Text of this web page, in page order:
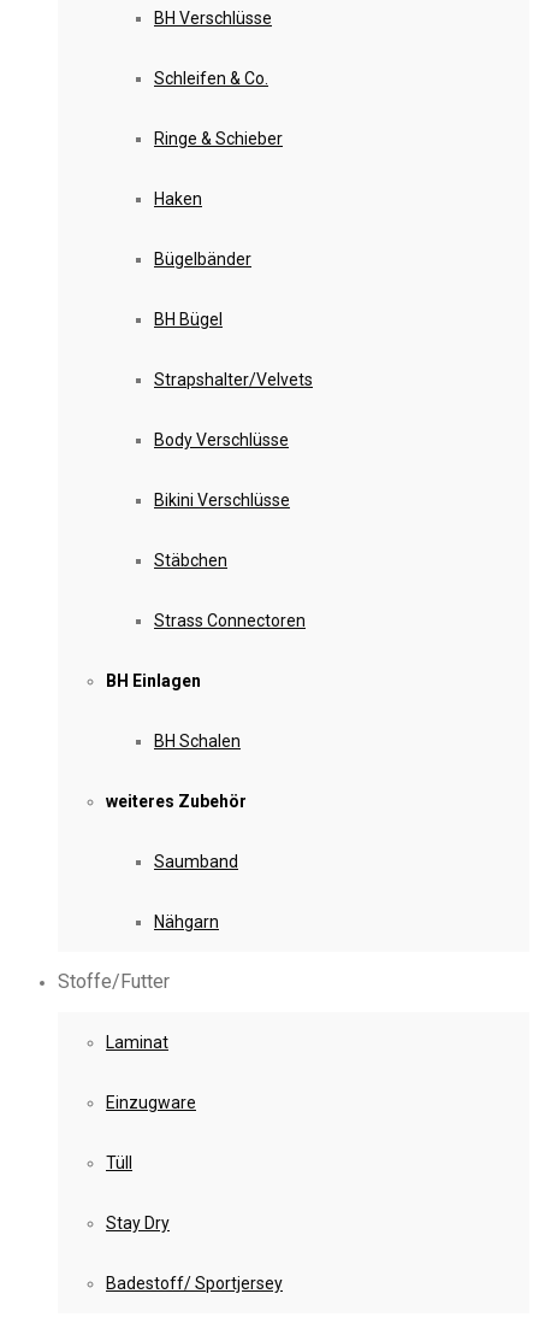
BH Verschlüsse
Schleifen & Co.
Ringe & Schieber
Haken
Bügelbänder
BH Bügel
Strapshalter/Velvets
Body Verschlüsse
Bikini Verschlüsse
Stäbchen
Strass Connectoren
BH Einlagen
BH Schalen
weiteres Zubehör
Saumband
Nähgarn
Stoffe/Futter
Laminat
Einzugware
Tüll
Stay Dry
Badestoff/ Sportjersey